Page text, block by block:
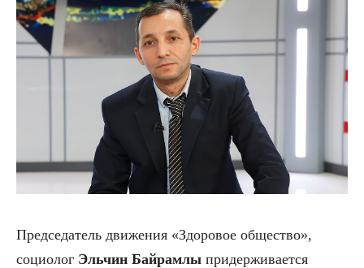
Председатель движения «Здоровое общество»,
социолог Эльчин Байрамлы придерживается